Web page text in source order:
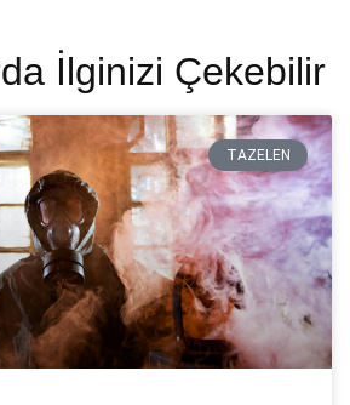
İlginizi Çekebilir
TAZELEN